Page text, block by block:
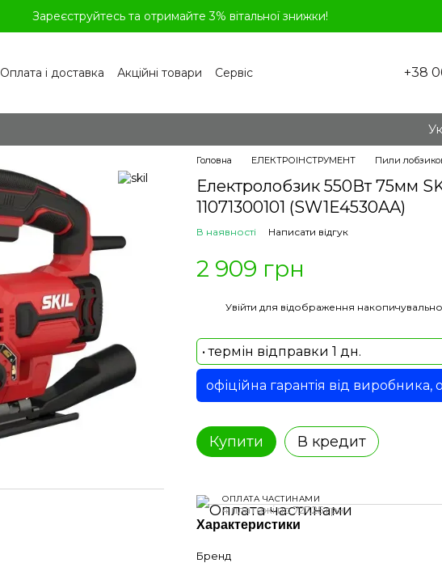
Зареєструйтесь та отримайте 3% вітальної знижки!
Оплата і доставка Акційні товари
Сервіс
+38
Головна ЕЛЕКТРОІНСТРУМЕНТ Пили
Електролобзик 550Вт 75мм
11071300101 (SW1E4530AA)
В наявності Написати відгук
2 909 грн
Увійти для відображення
• термін відправки 1 дн.
офіційна гарантія від
Купити В кредит
ОПЛАТА ЧАСТИНАМИ
4 платежі по 727.25 грн
Характеристики
Бренд